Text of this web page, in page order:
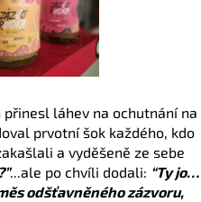
přinesl láhev na ochutnání na
prvotní šok každého, kdo
a vyděšeně ze sebe
...ale po chvíli dodali: “Ty jo…
odšťavněného zázvoru,